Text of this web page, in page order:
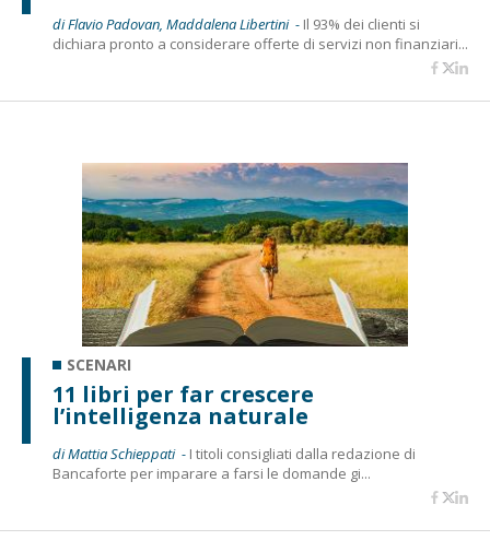
di Flavio Padovan, Maddalena Libertini - Il 93% dei clienti si
dichiara pronto a considerare offerte di servizi non finanziari...
SCENARI
11 libri per far crescere
l’intelligenza naturale
di Mattia Schieppati - I titoli consigliati dalla redazione di
Bancaforte per imparare a farsi le domande gi...